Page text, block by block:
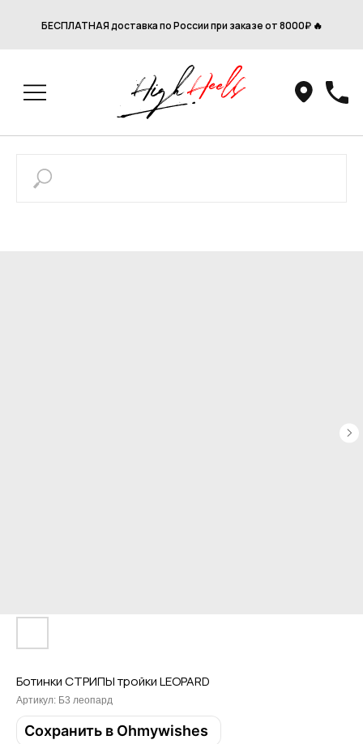
БЕСПЛАТНАЯ доставка по России при заказе от 8000₽ 🔥
Ботинки СТРИПЫ тройки LEOPARD
Артикул: Б3 леопард
Сохранить в Ohmywishes